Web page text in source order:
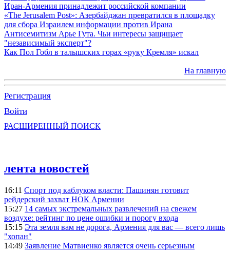
Иран-Армения принадлежит российской компании
«The Jerusalem Post»: Азербайджан превратился в площадку
для сбора Израилем информации против Ирана
Антисемитизм Арье Гута. Чьи интересы защищает
"независимый эксперт"?
Как Пол Гобл в талышских горах «руку Кремля» искал
На главную
Регистрация
Войти
РАСШИРЕННЫЙ ПОИСК
лента новостей
16:11 Спорт под каблуком власти: Пашинян готовит
рейдерский захват НОК Армении
15:27 14 самых экстремальных развлечений на свежем
воздухе: рейтинг по цене ошибки и порогу входа
15:15 Эта земля вам не дорога, Армения для вас — всего лишь
"хопан"
14:49 Заявление Матвиенко является очень серьезным